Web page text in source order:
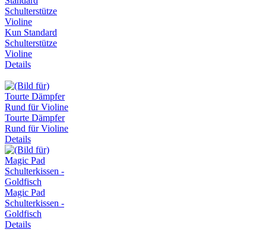
Kun Standard
Schulterstütze
Violine
Details
Tourte Dämpfer
Rund für Violine
Details
Magic Pad
Schulterkissen -
Goldfisch
Details